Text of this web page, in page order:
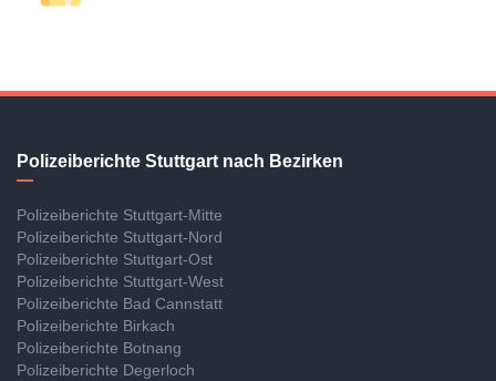
Polizeiberichte Stuttgart nach Bezirken
Polizeiberichte Stuttgart-Mitte
Polizeiberichte Stuttgart-Nord
Polizeiberichte Stuttgart-Ost
Polizeiberichte Stuttgart-West
Polizeiberichte Bad Cannstatt
Polizeiberichte Birkach
Polizeiberichte Botnang
Polizeiberichte Degerloch